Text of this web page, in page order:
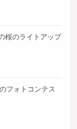
桜のライトアップ
フォトコンテス